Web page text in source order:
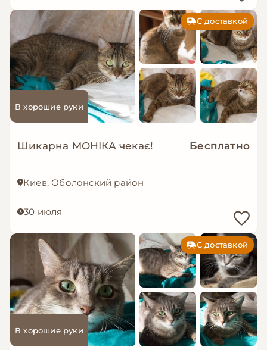
С доставкой
В хорошие руки
Шикарна МОНІКА чекає! Бесплатно
Киев, Оболонский район
30 июля
С доставкой
В хорошие руки